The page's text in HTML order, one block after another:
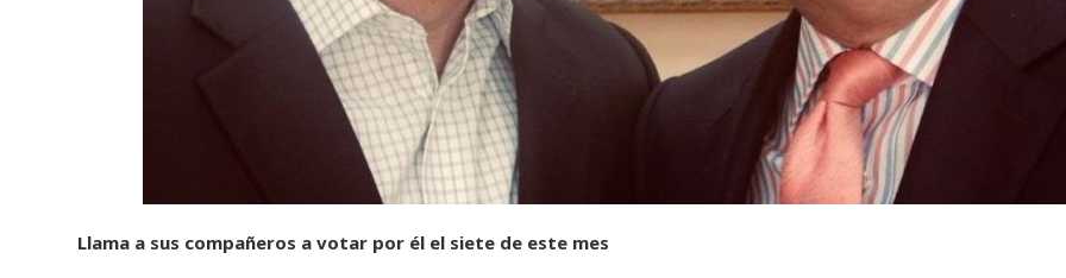
Llama a sus compañeros a votar por él el siete de este mes